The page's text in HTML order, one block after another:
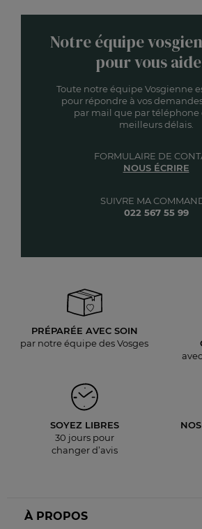
Notre équipe
pour vous
Toute notre équipe Vosgienne
pour répondre à vos
par mail que par téléphone
meilleurs délais.
SUIVRE MA
022 567 55 99
FORMULAIRE DE
NOUS ÉCRIRE
PRÉPARÉE AVEC SOIN
par notre équipe des Vosges
SOYEZ LIBRES
30 jours pour
changer d’avis
À PROPOS